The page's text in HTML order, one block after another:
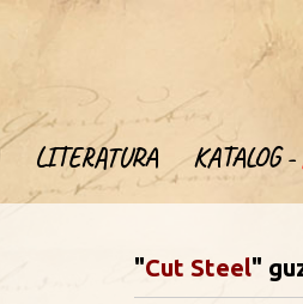
LITERATURA KATALOG -
"Cut Steel"